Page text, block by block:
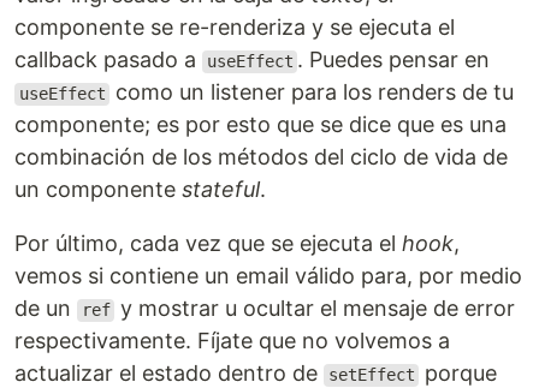
componente se re-renderiza y se ejecuta el
callback pasado a
useEffect . Puedes pensar en
useEffect
como un listener para los renders de tu
componente; es por esto que se dice que es una
combinación de los métodos del ciclo de vida de
un componente stateful.
Por último, cada vez que se ejecuta el hook,
vemos si contiene un email válido para, por medio
de un
ref y mostrar u ocultar el mensaje de error
respectivamente. Fíjate que no volvemos a
actualizar el estado dentro de
setEffect
porque